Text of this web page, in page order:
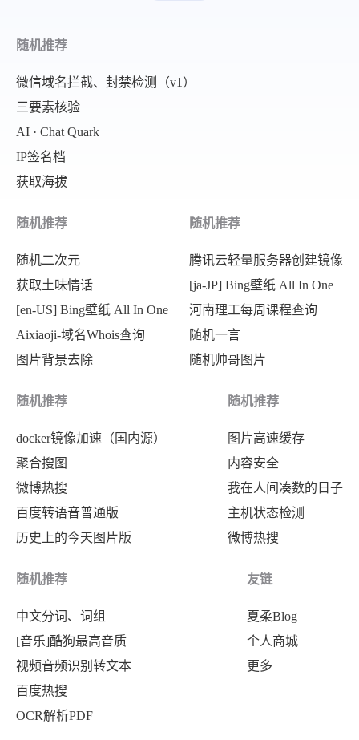
随机推荐
微信域名拦截、封禁检测（v1）
三要素核验
AI · Chat Quark
IP签名档
获取海拔
随机推荐
随机二次元
获取土味情话
[en-US] Bing壁纸 All In One
Aixiaoji-域名Whois查询
图片背景去除
随机推荐
腾讯云轻量服务器创建镜像
[ja-JP] Bing壁纸 All In One
河南理工每周课程查询
随机一言
随机帅哥图片
随机推荐
docker镜像加速（国内源）
聚合搜图
微博热搜
百度转语音普通版
历史上的今天图片版
随机推荐
图片高速缓存
内容安全
我在人间凑数的日子
主机状态检测
微博热搜
随机推荐
中文分词、词组
[音乐]酷狗最高音质
视频音频识别转文本
百度热搜
OCR解析PDF
友链
夏柔Blog
个人商城
更多